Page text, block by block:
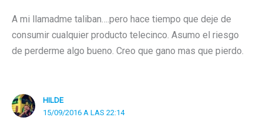
A mi llamadme taliban….pero hace tiempo que deje de
consumir cualquier producto telecinco. Asumo el riesgo
de perderme algo bueno. Creo que gano mas que pierdo.
HILDE
15/09/2016 A LAS 22:14